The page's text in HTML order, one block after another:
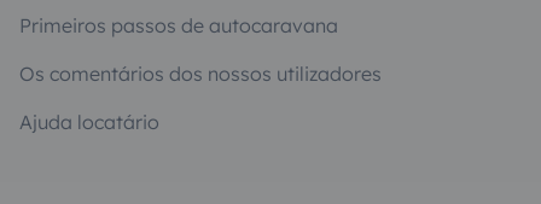
Primeiros passos de autocaravana
Os comentários dos nossos utilizadores
Ajuda locatário